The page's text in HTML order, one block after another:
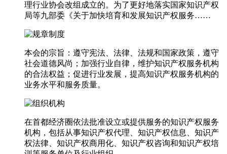
理行业协会改组成立的。为了更好地落实国家知识产权
局等九部委《关于加快培育和发展知识产权服务……
本会的宗旨：遵守宪法、法律、法规和国家政策，遵守
社会道德风尚；加强行业自律，维护知识产权服务机构
的合法权益；促进行业发展，提高知识产权服务机构的
业务水平和服务质量。
在首都经济圈依法批准设立或提供服务的知识产权服务
机构，包括从事知识产权代理、知识产权信息、知识产
权法律、知识产权商用化、知识产权咨询和知识产权培